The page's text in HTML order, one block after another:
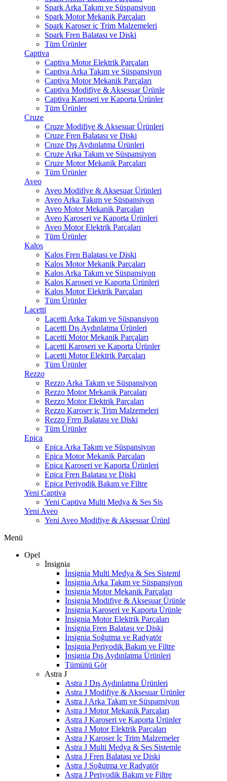
Spark Arka Takım ve Süspansiyon
Spark Motor Mekanik Parçaları
Spark Karoser iç Trim Malzemeleri
Spark Fren Balatası ve Diski
Tüm Ürünler
Captiva
Captiva Motor Elektrik Parçaları
Captiva Arka Takım ve Süspansiyon
Captiva Motor Mekanik Parçaları
Captiva Modifiye & Aksesuar Ürünle
Captiva Karoseri ve Kaporta Ürünler
Tüm Ürünler
Cruze
Cruze Modifiye & Aksesuar Ürünleri
Cruze Fren Balatası ve Diski
Cruze Dış Aydınlatma Ürünleri
Cruze Arka Takım ve Süspansiyon
Cruze Motor Mekanik Parçaları
Tüm Ürünler
Aveo
Aveo Modifiye & Aksesuar Ürünleri
Aveo Arka Takım ve Süspansiyon
Aveo Motor Mekanik Parçaları
Aveo Karoseri ve Kaporta Ürünleri
Aveo Motor Elektrik Parçaları
Tüm Ürünler
Kalos
Kalos Fren Balatası ve Diski
Kalos Motor Mekanik Parçaları
Kalos Arka Takım ve Süspansiyon
Kalos Karoseri ve Kaporta Ürünleri
Kalos Motor Elektrik Parçaları
Tüm Ürünler
Lacetti
Lacetti Arka Takım ve Süspansiyon
Lacetti Dış Aydınlatma Ürünleri
Lacetti Motor Mekanik Parçaları
Lacetti Karoseri ve Kaporta Ürünler
Lacetti Motor Elektrik Parçaları
Tüm Ürünler
Rezzo
Rezzo Arka Takım ve Süspansiyon
Rezzo Motor Mekanik Parçaları
Rezzo Motor Elektrik Parçaları
Rezzo Karoser iç Trim Malzemeleri
Rezzo Fren Balatası ve Diski
Tüm Ürünler
Epica
Epica Arka Takım ve Süspansiyon
Epica Motor Mekanik Parçaları
Epica Karoseri ve Kaporta Ürünleri
Epica Fren Balatası ve Diski
Epica Periyodik Bakım ve Filtre
Yeni Captiva
Yeni Captiva Multi Medya & Ses Sis
Yeni Aveo
Yeni Aveo Modifiye & Aksesuar Ürünl
Menü
Opel
İnsignia
İnsignia Multi Medya & Ses Sisteml
İnsignia Arka Takım ve Süspansiyon
İnsignia Motor Mekanik Parçaları
İnsignia Modifiye & Aksesuar Ürünle
İnsignia Karoseri ve Kaporta Ürünle
İnsignia Motor Elektrik Parçaları
İnsignia Fren Balatası ve Diski
İnsignia Soğutma ve Radyatör
İnsignia Periyodik Bakım ve Filtre
İnsignia Dış Aydınlatma Ürünleri
Tümünü Gör
Astra J
Astra J Dış Aydınlatma Ürünleri
Astra J Modifiye & Aksesuar Ürünler
Astra J Arka Takım ve Süspansiyon
Astra J Motor Mekanik Parçaları
Astra J Karoseri ve Kaporta Ürünler
Astra J Motor Elektrik Parçaları
Astra J Karoser İç Trim Malzemeler
Astra J Multi Medya & Ses Sistemle
Astra J Fren Balatası ve Diski
Astra J Soğutma ve Radyatör
Astra J Periyodik Bakım ve Filtre